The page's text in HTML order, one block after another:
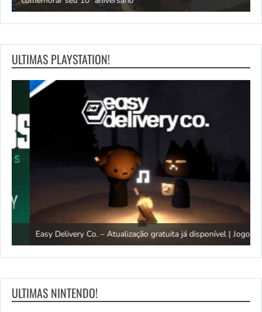
ULTIMAS PLAYSTATION!
Easy Delivery Co. – Atualização gratuita já disponível | Jogos PS5
ULTIMAS NINTENDO!